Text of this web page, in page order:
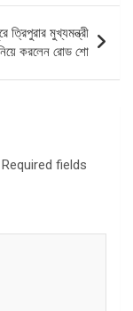
মুখ্যমন্ত্রী
নিয়ে করলেন রোড শো
Required fields